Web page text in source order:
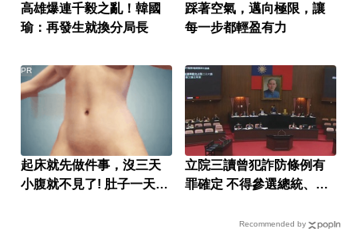
高雄爆連千毅之亂！韓國
瑜：再發生就換分局長
踩著空氣，邁向極限，讓
每一步都輕盈有力
起床就先做件事，沒三天
小腹就不見了! 肚子一天天
PR
立院三讀曾犯詐防條例有
罪確定 不得參選總統、副
Recommended by